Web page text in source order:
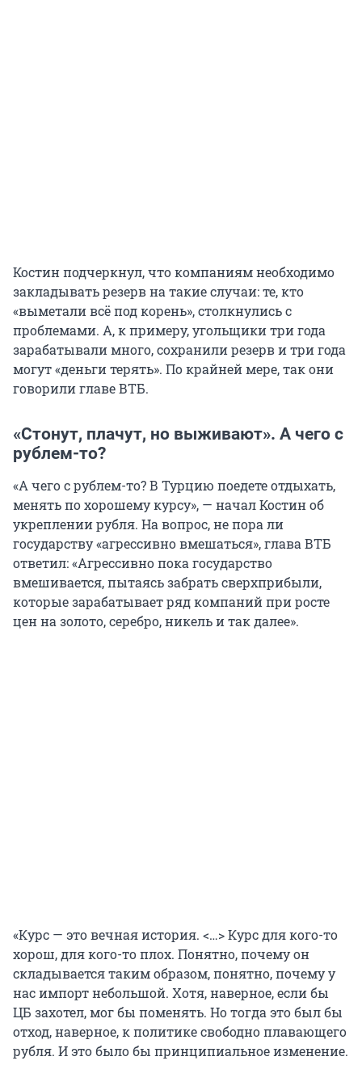
Костин подчеркнул, что компаниям необходимо
закладывать резерв на такие случаи: те, кто
«выметали всё под корень», столкнулись с
проблемами. А, к примеру, угольщики три года
зарабатывали много, сохранили резерв и три года
могут «деньги терять». По крайней мере, так они
говорили главе ВТБ.
«Стонут, плачут, но выживают». А чего с
рублем-то?
«А чего с рублем-то? В Турцию поедете отдыхать,
менять по хорошему курсу», — начал Костин об
укреплении рубля. На вопрос, не пора ли
государству «агрессивно вмешаться», глава ВТБ
ответил: «Агрессивно пока государство
вмешивается, пытаясь забрать сверхприбыли,
которые зарабатывает ряд компаний при росте
цен на золото, серебро, никель и так далее».
«Курс — это вечная история. <…> Курс для кого-то
хорош, для кого-то плох. Понятно, почему он
складывается таким образом, понятно, почему у
нас импорт небольшой. Хотя, наверное, если бы
ЦБ захотел, мог бы поменять. Но тогда это был бы
отход, наверное, к политике свободно плавающего
рубля. И это было бы принципиальное изменение.